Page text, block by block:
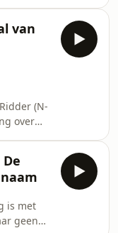
hun
te
hen
maar
De
zijn
naar
debat
van
(N-
over
in die
is de
de
in de
is met
geen